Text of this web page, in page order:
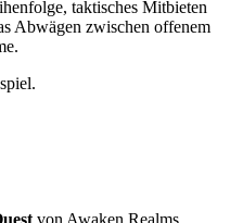
taktisches Mitbieten
Abwägen zwischen offenem
von Awaken Realms